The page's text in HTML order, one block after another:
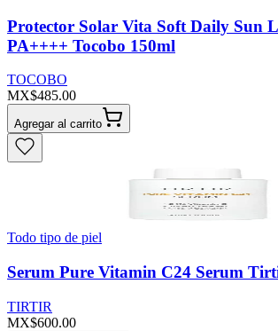
Protector Solar Vita Soft Daily Sun
PA++++ Tocobo 150ml
TOCOBO
MX$485.00
Agregar al carrito
Todo tipo de piel
Serum Pure Vitamin C24 Serum
TIRTIR
MX$600.00